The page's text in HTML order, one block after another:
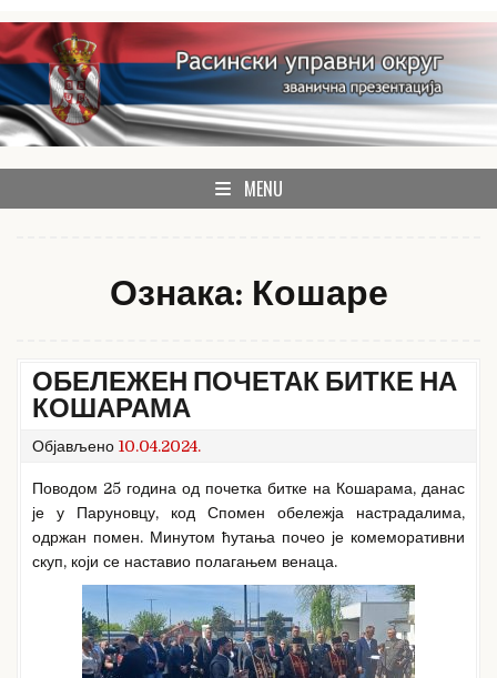
Skip
to
content
Расински округ
званична презентација Расинског управног округа
MENU
Ознака: Кошаре
ОБЕЛЕЖЕН ПОЧЕТАК БИТКЕ НА
КОШАРАМА
Објављено 10.04.2024.
Поводом 25 година од почетка битке на Кошарама, данас
је у Паруновцу, код Спомен обележја настрадалима,
одржан помен. Минутом ћутања почео је комеморативни
скуп, који се наставио полагањем венаца.